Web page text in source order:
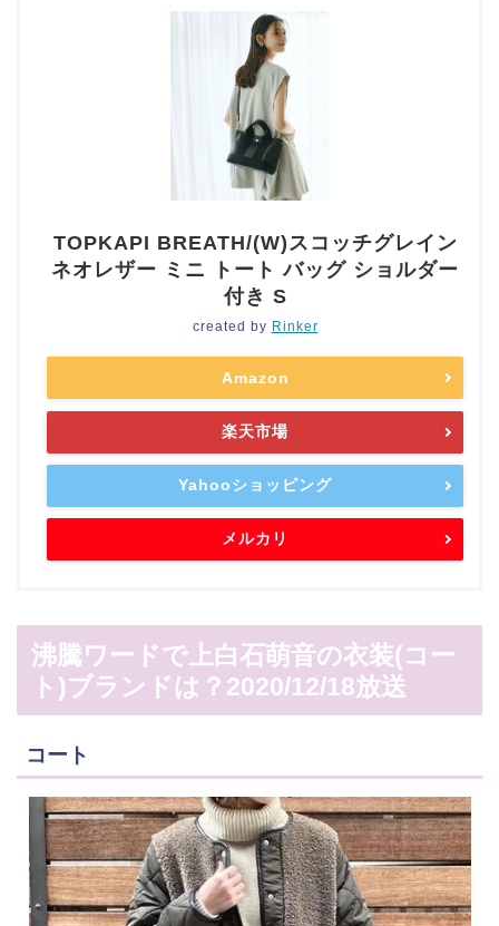
TOPKAPI BREATH/(W)スコッチグレイン
ネオレザー ミニ トート バッグ ショルダー
付き S
created by Rinker
Amazon
楽天市場
Yahooショッピング
メルカリ
沸騰ワードで上白石萌音の衣装(コー
ト)ブランドは？2020/12/18放送
コート